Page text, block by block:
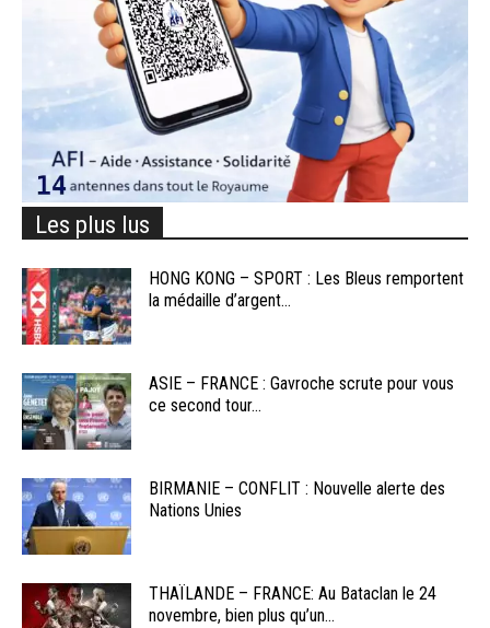
Les plus lus
HONG KONG – SPORT : Les Bleus remportent
la médaille d’argent...
ASIE – FRANCE : Gavroche scrute pour vous
ce second tour...
BIRMANIE – CONFLIT : Nouvelle alerte des
Nations Unies
THAÏLANDE – FRANCE: Au Bataclan le 24
novembre, bien plus qu’un...